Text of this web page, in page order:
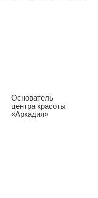
Основатель
центра красоты
«Аркадия»